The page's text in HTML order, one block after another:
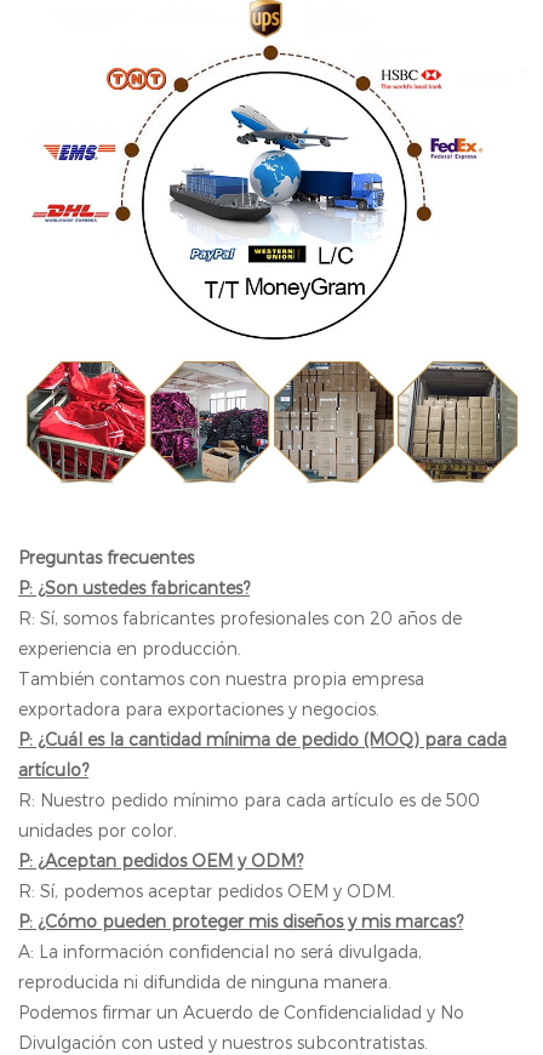
Preguntas frecuentes
P: ¿Son ustedes fabricantes?
R: Sí, somos fabricantes profesionales con 20 años de
experiencia en producción.
También contamos con nuestra propia empresa
exportadora para exportaciones y negocios.
P: ¿Cuál es la cantidad mínima de pedido (MOQ) para cada
artículo?
R: Nuestro pedido mínimo para cada artículo es de 500
unidades por color.
P: ¿Aceptan pedidos OEM y ODM?
R: Sí, podemos aceptar pedidos OEM y ODM.
P: ¿Cómo pueden proteger mis diseños y mis marcas?
A: La información confidencial no será divulgada,
reproducida ni difundida de ninguna manera.
Podemos firmar un Acuerdo de Confidencialidad y No
Divulgación con usted y nuestros subcontratistas.